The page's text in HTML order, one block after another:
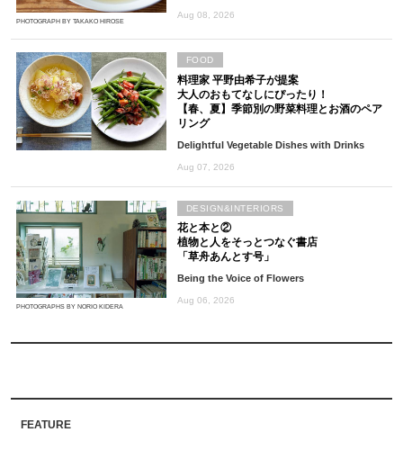
PHOTOGRAPH BY TAKAKO HIROSE
Aug 08, 2026
料理家 平野由希子が提案
大人のおもてなしにぴったり！
【春、夏】季節別の野菜料理とお酒のペア
リング
Delightful Vegetable Dishes with Drinks
Aug 07, 2026
FOOD
PHOTOGRAPHS BY NORIO KIDERA
花と本と②
植物と人をそっとつなぐ書店
「草舟あんとす号」
Being the Voice of Flowers
Aug 06, 2026
DESIGN&INTERIORS
FEATURE